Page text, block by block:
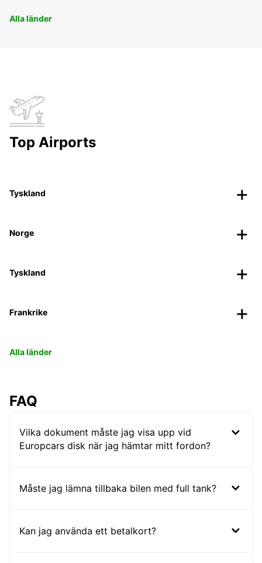
Alla länder
Top Airports
Tyskland
Norge
Tyskland
Frankrike
Alla länder
FAQ
Vilka dokument måste jag visa upp vid
Europcars disk när jag hämtar mitt fordon?
Måste jag lämna tillbaka bilen med full tank?
Kan jag använda ett betalkort?